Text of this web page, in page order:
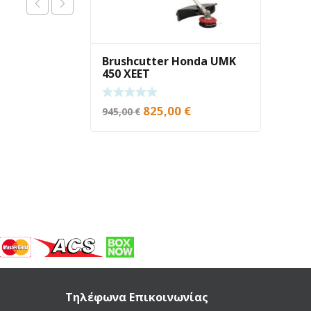
Brushcutter Honda UMK
450 XEET
945,00€ Original
825,00 €Current
Τηλέφωνα Επικοινωνίας